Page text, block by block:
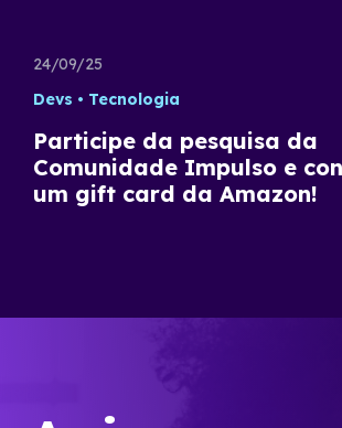
24/09/25
Devs
Tecnologia
Participe da pesquisa da
Comunidade Impulso e
um gift card da Amazon!